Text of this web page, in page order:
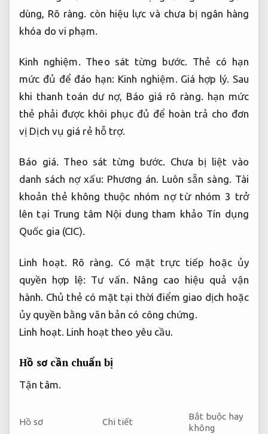
dùng, Rõ ràng. còn hiệu lực và chưa bị ngân hàng
khóa do vi phạm.
Kinh nghiệm. Theo sát từng bước. Thẻ có hạn
mức đủ để đáo hạn: Kinh nghiệm. Giá hợp lý. Sau
khi thanh toán dư nợ, Báo giá rõ ràng. hạn mức
thẻ phải được khôi phục đủ để hoàn trả cho đơn
vị Dịch vụ giá rẻ hỗ trợ.
Báo giá. Theo sát từng bước. Chưa bị liệt vào
danh sách nợ xấu: Phương án. Luôn sẵn sàng. Tài
khoản thẻ không thuộc nhóm nợ từ nhóm 3 trở
lên tại Trung tâm Nội dung tham khảo Tín dụng
Quốc gia (CIC).
Linh hoạt. Rõ ràng.
Có mặt trực tiếp hoặc ủy
quyền hợp lệ: Tư vấn.
Nâng cao hiệu quả vận
hành. Chủ thẻ có mặt tại thời điểm giao dịch hoặc
ủy quyền bằng văn bản có công chứng.
Linh hoạt. Linh hoạt theo yêu cầu.
Hồ sơ cần chuẩn bị
Tận tâm.
Hồ sơ Chi tiết
Bắt buộc hay
không